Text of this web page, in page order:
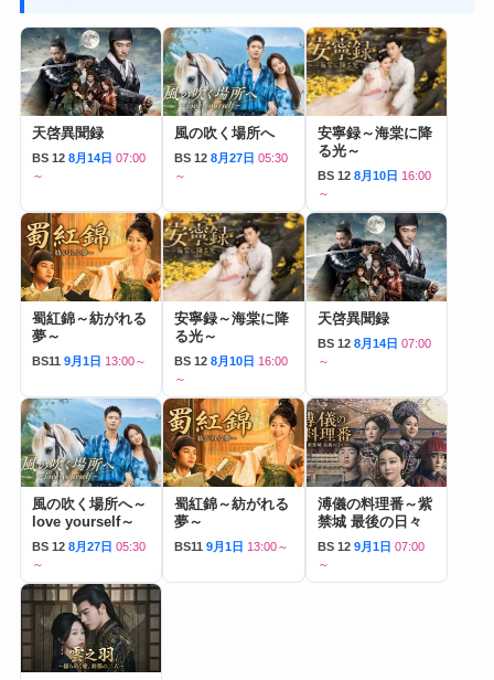
天啓異聞録
BS 12 8月14日 07:00
～
風の吹く場所へ
BS 12 8月27日 05:30
～
安寧録～海棠に降
る光～
BS 12 8月10日 16:00
～
蜀紅錦～紡がれる
夢～
BS11 9月1日 13:00～
安寧録～海棠に降
る光～
BS 12 8月10日 16:00
～
天啓異聞録
BS 12 8月14日 07:00
～
風の吹く場所へ～
love yourself～
BS 12 8月27日 05:30
～
蜀紅錦～紡がれる
夢～
BS11 9月1日 13:00～
溥儀の料理番～紫
禁城 最後の日々
BS 12 9月1日 07:00
～